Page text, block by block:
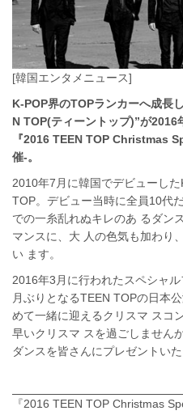
[韓国エンタメニュース]
K-POP界のTOPランカーへ成⻑
N TOP(ティーントップ)”が
『2016 TEEN TOP Christmas
催-。
2010年7⽉に韓国でデビューし
TOP。デビュー当時に全員10代
での⼀⽷乱れぬキレのあ るダン
マンスに、⼤ ⼈の⾊気も加わり
い ます。
2016年3⽉に⾏われたスペシャ
⽉ぶりとなるTEEN TOPの⽇本
めて⼀緒に迎えるクリスマ スコ
早いクリスマ スを過ごしません
ダンスを皆さんにプレゼントい
『2016 TEEN TOP Christmas